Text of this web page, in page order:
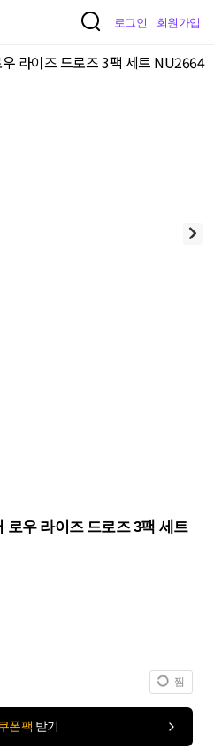
로그인 회원가입
로우 라이즈 드로즈 3팩 세트
찜
폰팩 받기